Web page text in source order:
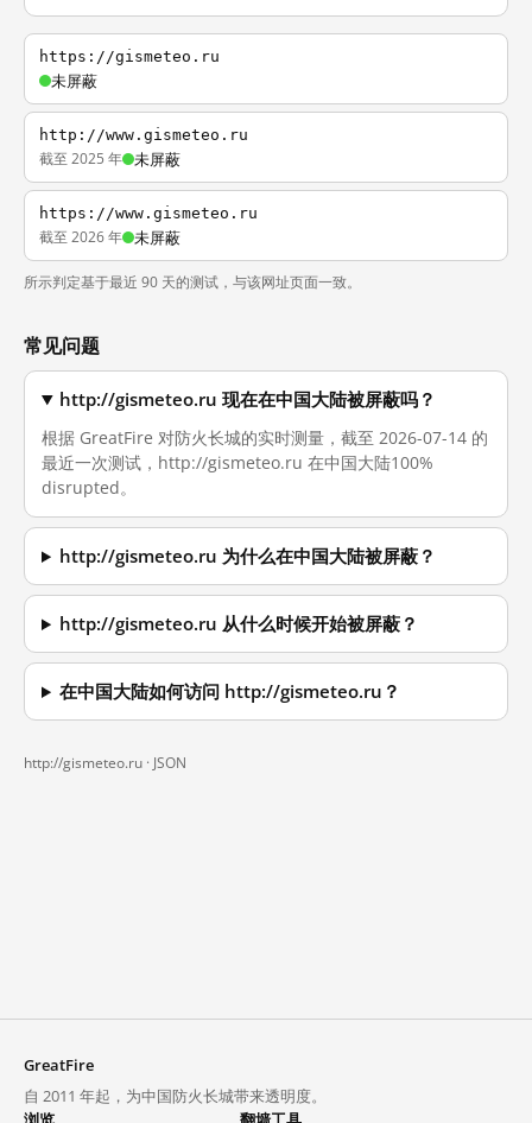
https://gismeteo.ru
未屏蔽
http://www.gismeteo.ru
截至 2025 年 未屏蔽
https://www.gismeteo.ru
截至 2026 年 未屏蔽
所示判定基于最近 90 天的测试，与该网址页面一致。
常见问题
http://gismeteo.ru 现在在中国大陆被屏蔽吗？
根据 GreatFire 对防火长城的实时测量，截至 2026-07-14 的
最近一次测试，http://gismeteo.ru 在中国大陆100%
disrupted。
http://gismeteo.ru 为什么在中国大陆被屏蔽？
http://gismeteo.ru 从什么时候开始被屏蔽？
在中国大陆如何访问 http://gismeteo.ru？
http://gismeteo.ru · JSON
GreatFire
自 2011 年起，为中国防火长城带来透明度。